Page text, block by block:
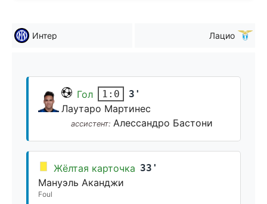
Интер Лацио
Гол 1:0 3'
Лаутаро Мартинес
ассистент:Алессандро Бастони
Жёлтая карточка 33'
Мануэль Аканджи
Foul